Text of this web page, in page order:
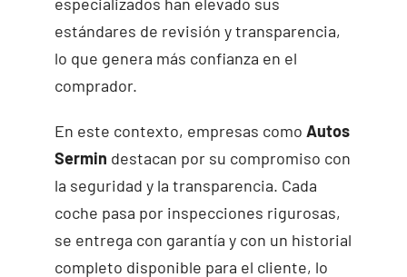
estándares de revisión y transparencia,
lo que genera más confianza en el
comprador.
En este contexto, empresas como Autos
Sermin destacan por su compromiso con
la seguridad y la transparencia. Cada
coche pasa por inspecciones rigurosas,
se entrega con garantía y con un historial
completo disponible para el cliente, lo